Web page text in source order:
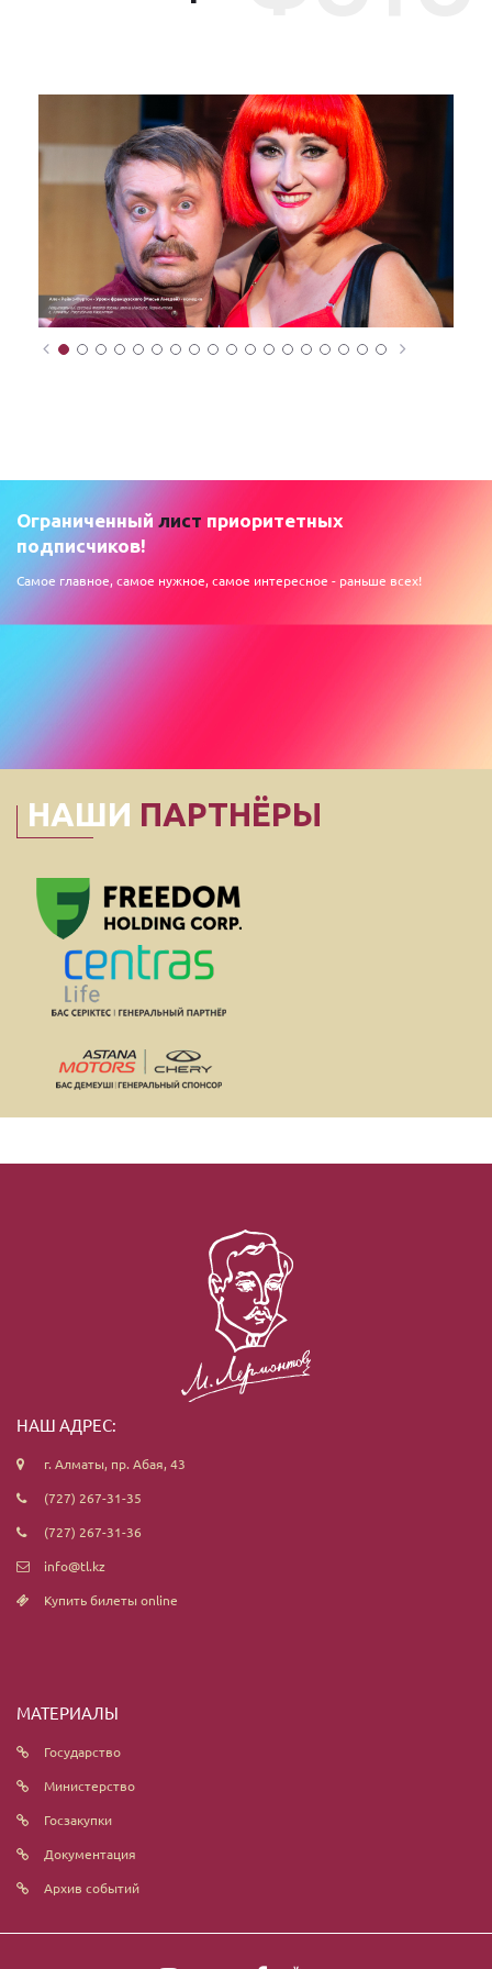
Ограниченный лист приоритетных
подписчиков!
Самое главное, самое нужное, самое интересное - раньше всех!
НАШИ ПАРТНЁРЫ
НАШ АДРЕС:
г. Алматы, пр. Абая, 43
(727) 267-31-35
(727) 267-31-36
info@tl.kz
Купить билеты online
МАТЕРИАЛЫ
Государство
Министерство
Госзакупки
Документация
Архив событий